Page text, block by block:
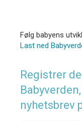
Følg babyens
Last ned
Registrer
nyhetsbrev